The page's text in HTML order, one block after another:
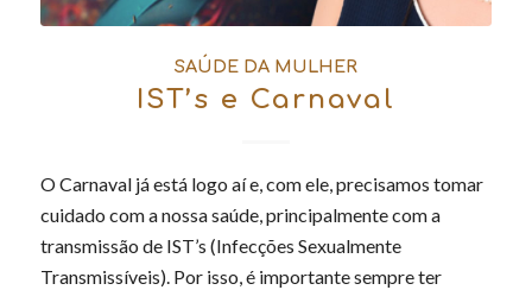
SAÚDE DA MULHER
IST’s e Carnaval
O Carnaval já está logo aí e, com ele, precisamos tomar
cuidado com a nossa saúde, principalmente com a
transmissão de IST’s (Infecções Sexualmente
Transmissíveis). Por isso, é importante sempre ter